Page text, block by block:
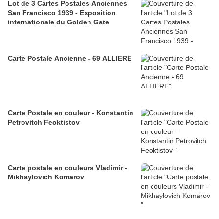
Lot de 3 Cartes Postales Anciennes
San Francisco 1939 - Exposition
internationale du Golden Gate
Carte Postale Ancienne - 69 ALLIERE
Carte Postale en couleur - Konstantin
Petrovitch Feoktistov
Carte postale en couleurs Vladimir -
Mikhaylovich Komarov